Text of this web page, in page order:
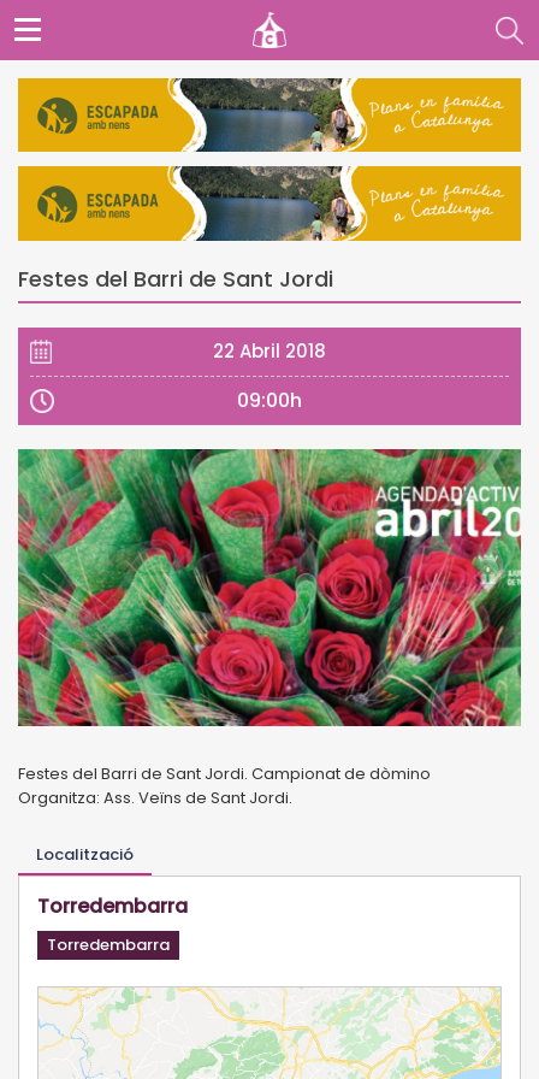
Festes del Barri de Sant Jordi
22 Abril 2018
09:00h
Festes del Barri de Sant Jordi. Campionat de dòmino
Organitza: Ass. Veïns de Sant Jordi.
Localització
Torredembarra
Torredembarra